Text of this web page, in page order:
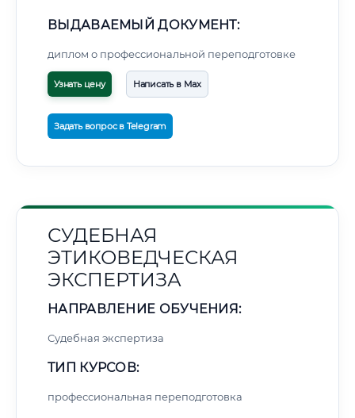
ВЫДАВАЕМЫЙ ДОКУМЕНТ:
диплом о профессиональной переподготовке
Узнать цену Написать в Max
Задать вопрос в Telegram
СУДЕБНАЯ
ЭТИКОВЕДЧЕСКАЯ
ЭКСПЕРТИЗА
НАПРАВЛЕНИЕ ОБУЧЕНИЯ:
Судебная экспертиза
ТИП КУРСОВ:
профессиональная переподготовка